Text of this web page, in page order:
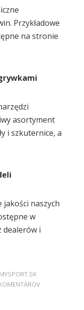
Przykładowe
na stronie
asortyment
i szkuternice, a
jakości naszych
w
dealerów i